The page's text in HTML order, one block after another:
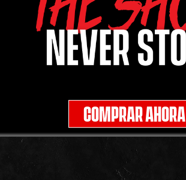
COMPRAR AHORA